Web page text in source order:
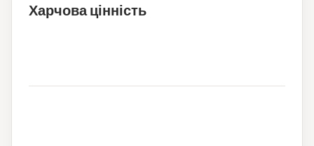
Харчова цінність